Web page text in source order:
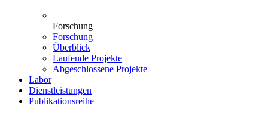
Forschung
Forschung
Überblick
Laufende Projekte
Abgeschlossene Projekte
Labor
Dienstleistungen
Publikationsreihe